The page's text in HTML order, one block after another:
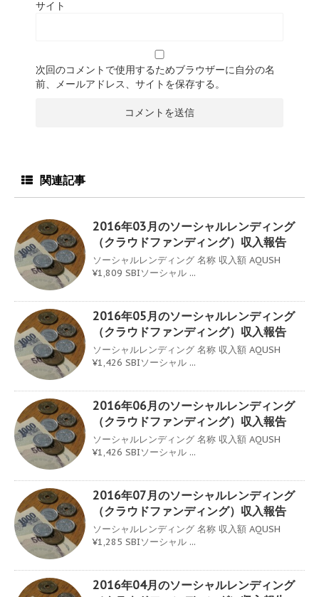
サイト
次回のコメントで使用するためブラウザーに自分の名
前、メールアドレス、サイトを保存する。
関連記事
2016年03月のソーシャルレンディング
（クラウドファンディング）収入報告
ソーシャルレンディング 名称 収入額 AQUSH
¥1,809 SBIソーシャル ...
2016年05月のソーシャルレンディング
（クラウドファンディング）収入報告
ソーシャルレンディング 名称 収入額 AQUSH
¥1,426 SBIソーシャル ...
2016年06月のソーシャルレンディング
（クラウドファンディング）収入報告
ソーシャルレンディング 名称 収入額 AQUSH
¥1,426 SBIソーシャル ...
2016年07月のソーシャルレンディング
（クラウドファンディング）収入報告
ソーシャルレンディング 名称 収入額 AQUSH
¥1,285 SBIソーシャル ...
2016年04月のソーシャルレンディング